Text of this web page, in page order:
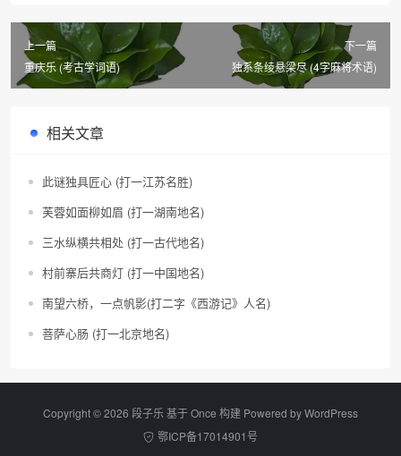
上一篇
重庆乐 (考古学词语)
下一篇
独系条绫悬梁尽 (4字麻将术语)
相关文章
此谜独具匠心 (打一江苏名胜)
芙蓉如面柳如眉 (打一湖南地名)
三水纵横共相处 (打一古代地名)
村前寨后共商灯 (打一中国地名)
南望六桥，一点帆影(打二字《西游记》人名)
菩萨心肠 (打一北京地名)
Copyright © 2026 段子乐 基于 Once 构建 Powered byWordPress
鄂ICP备17014901号